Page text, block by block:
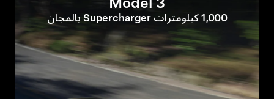
1,000 كيلومترات Supercharger بالمجان